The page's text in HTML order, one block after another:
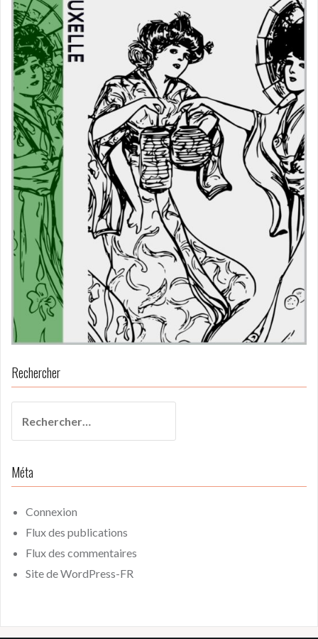
Rechercher
Méta
Connexion
Flux des publications
Flux des commentaires
Site de WordPress-FR